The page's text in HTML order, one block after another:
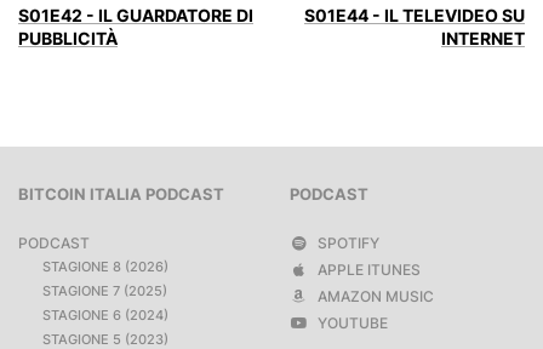
S01E42 - IL GUARDATORE DI
PUBBLICITÀ
S01E44 - IL TELEVIDEO SU
INTERNET
BITCOIN ITALIA PODCAST
PODCAST
STAGIONE 8 (2026)
STAGIONE 7 (2025)
STAGIONE 6 (2024)
STAGIONE 5 (2023)
PODCAST
SPOTIFY
APPLE ITUNES
AMAZON MUSIC
YOUTUBE